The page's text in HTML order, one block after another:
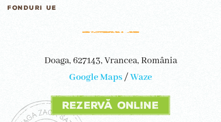
FONDURI UE
Doaga, 627143, Vrancea, România
Google Maps/Waze
Rezervă online